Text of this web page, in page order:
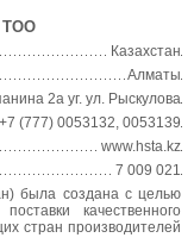
ТОО
Казахстан
Алматы
2а уг. ул. Рыскулова
(777) 0053132, 0053139
www.hsta.kz
7 009 021
была создана с целью
качественного
стран производителей